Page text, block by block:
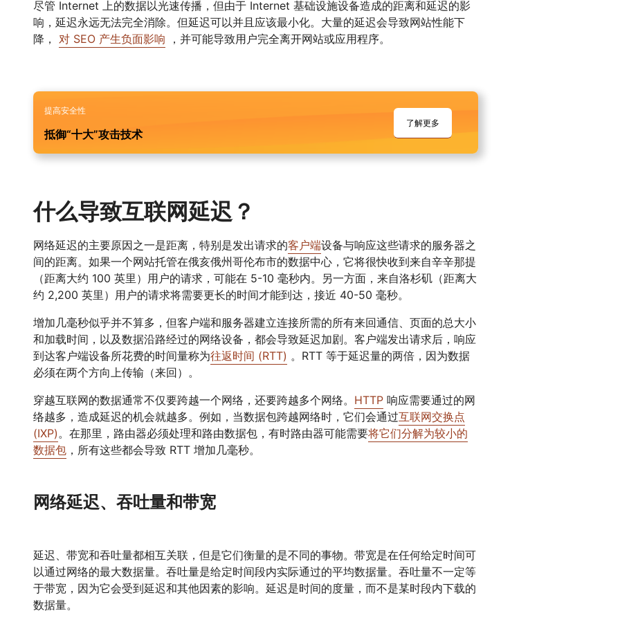
尽管 Internet 上的数据以光速传播，但由于 Internet 基础设施设备造成的距离和延迟的影
响，延迟永远无法完全消除。但延迟可以并且应该最小化。大量的延迟会导致网站性能下
降， 对 SEO 产生负面影响 ，并可能导致用户完全离开网站或应用程序。
提高安全性
抵御“十大”攻击技术
了解更多
什么导致互联网延迟？
网络延迟的主要原因之一是距离，特别是发出请求的客户端设备与响应这些请求的服务器之
间的距离。如果一个网站托管在俄亥俄州哥伦布市的数据中心，它将很快收到来自辛辛那提
（距离大约 100 英里）用户的请求，可能在 5-10 毫秒内。另一方面，来自洛杉矶（距离大
约 2,200 英里）用户的请求将需要更长的时间才能到达，接近 40-50 毫秒。
增加几毫秒似乎并不算多，但客户端和服务器建立连接所需的所有来回通信、页面的总大小
和加载时间，以及数据沿路经过的网络设备，都会导致延迟加剧。客户端发出请求后，响应
到达客户端设备所花费的时间量称为往返时间 (RTT) 。RTT 等于延迟量的两倍，因为数据
必须在两个方向上传输（来回）。
穿越互联网的数据通常不仅要跨越一个网络，还要跨越多个网络。 HTTP响应需要通过的网
络越多，造成延迟的机会就越多。例如，当数据包跨越网络时，它们会通过互联网交换点
(IXP)。在那里，路由器必须处理和路由数据包，有时路由器可能需要将它们分解为较小的
数据包，所有这些都会导致 RTT 增加几毫秒。
网络延迟、吞吐量和带宽
延迟、带宽和吞吐量都相互关联，但是它们衡量的是不同的事物。带宽是在任何给定时间可
以通过网络的最大数据量。吞吐量是给定时间段内实际通过的平均数据量。吞吐量不一定等
于带宽，因为它会受到延迟和其他因素的影响。延迟是时间的度量，而不是某时段内下载的
数据量。